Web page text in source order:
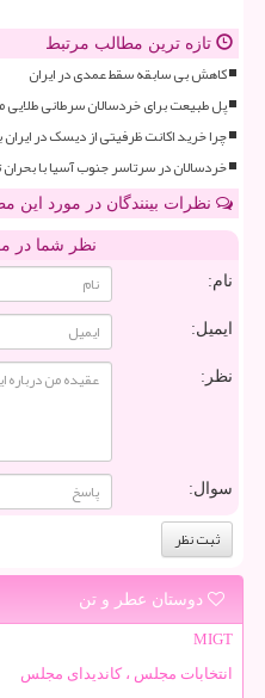
تازه ترین مطالب مرتبط
کاهش بی سابقه سقط عمدی در ایران
پل طبیعت برای خردسالان سرطانی
چرا خرید اکانت ظرفیتی از دیسک در
خردسالان در سرتاسر جنوب آسیا با
نظرات بینندگان در مورد
نظر شما در
نام:
ایمیل:
نظر:
سوال:
دوستان عطر و تن
MIGT
انتخابات مجلس ، کاندیدای مجلس